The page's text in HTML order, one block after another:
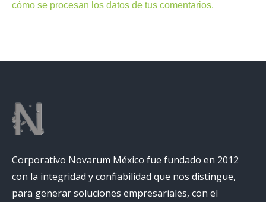
cómo se procesan los datos de tus comentarios.
Corporativo Novarum México fue fundado en 2012
con la integridad y confiabilidad que nos distingue,
para generar soluciones empresariales, con el